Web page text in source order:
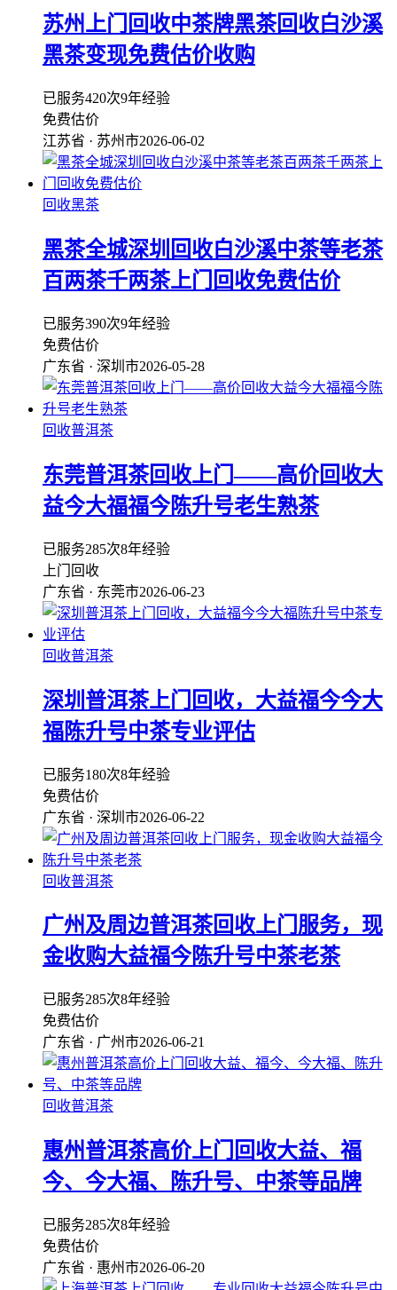
苏州上门回收中茶牌黑茶回收白沙溪
黑茶变现免费估价收购
已服务420次9年经验
免费估价
江苏省 · 苏州市2026-06-02
回收黑茶
黑茶全城深圳回收白沙溪中茶等老茶
百两茶千两茶上门回收免费估价
已服务390次9年经验
免费估价
广东省 · 深圳市2026-05-28
回收普洱茶
东莞普洱茶回收上门——高价回收大
益今大福福今陈升号老生熟茶
已服务285次8年经验
上门回收
广东省 · 东莞市2026-06-23
回收普洱茶
深圳普洱茶上门回收，大益福今今大
福陈升号中茶专业评估
已服务180次8年经验
免费估价
广东省 · 深圳市2026-06-22
回收普洱茶
广州及周边普洱茶回收上门服务，现
金收购大益福今陈升号中茶老茶
已服务285次8年经验
免费估价
广东省 · 广州市2026-06-21
回收普洱茶
惠州普洱茶高价上门回收大益、福
今、今大福、陈升号、中茶等品牌
已服务285次8年经验
免费估价
广东省 · 惠州市2026-06-20